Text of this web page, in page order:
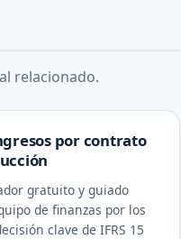
relacionado.
por contrato
gratuito y guiado
de finanzas por los
clave de IFRS 15